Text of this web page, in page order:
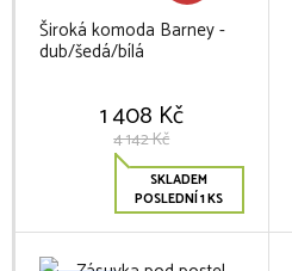
Široká komoda Barney -
dub/šedá/bílá
1 408 Kč
4 142 Kč
SKLADEM
POSLEDNÍ 1 KS